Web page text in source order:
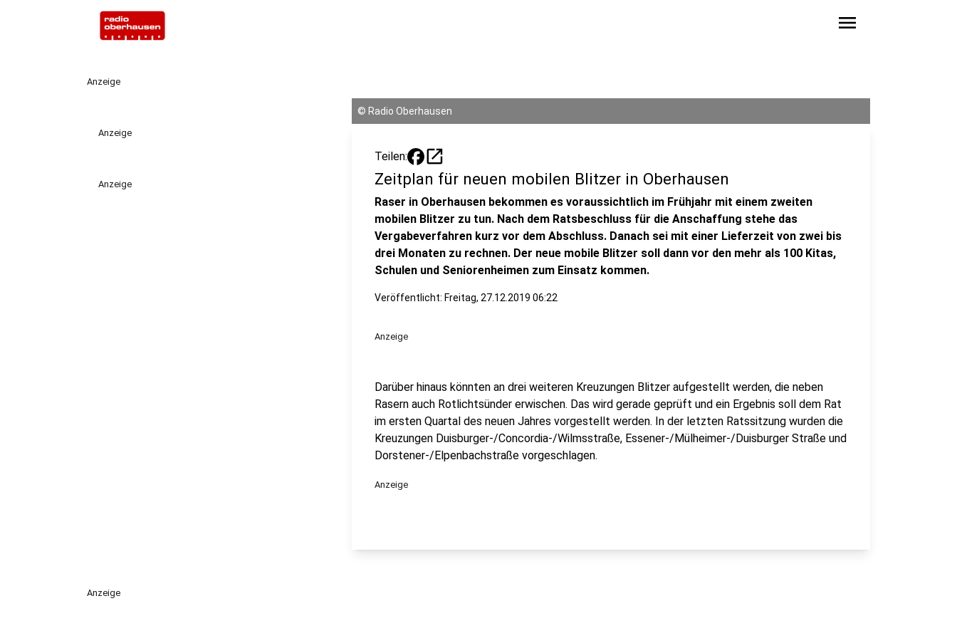
menu
Anzeige
Anzeige
Anzeige
© Radio Oberhausen
Teilen: open_in_new
Zeitplan für neuen mobilen Blitzer in Oberhausen
Raser in Oberhausen bekommen es voraussichtlich im Frühjahr mit einem zweiten
mobilen Blitzer zu tun. Nach dem Ratsbeschluss für die Anschaffung stehe das
Vergabeverfahren kurz vor dem Abschluss. Danach sei mit einer Lieferzeit von zwei bis
drei Monaten zu rechnen. Der neue mobile Blitzer soll dann vor den mehr als 100 Kitas,
Schulen und Seniorenheimen zum Einsatz kommen.
Veröffentlicht: Freitag, 27.12.2019 06:22
Anzeige
Darüber hinaus könnten an drei weiteren Kreuzungen Blitzer aufgestellt werden, die neben
Rasern auch Rotlichtsünder erwischen. Das wird gerade geprüft und ein Ergebnis soll dem Rat
im ersten Quartal des neuen Jahres vorgestellt werden. In der letzten Ratssitzung wurden die
Kreuzungen Duisburger-/Concordia-/Wilmsstraße, Essener-/Mülheimer-/Duisburger Straße und
Dorstener-/Elpenbachstraße vorgeschlagen.
Anzeige
Anzeige